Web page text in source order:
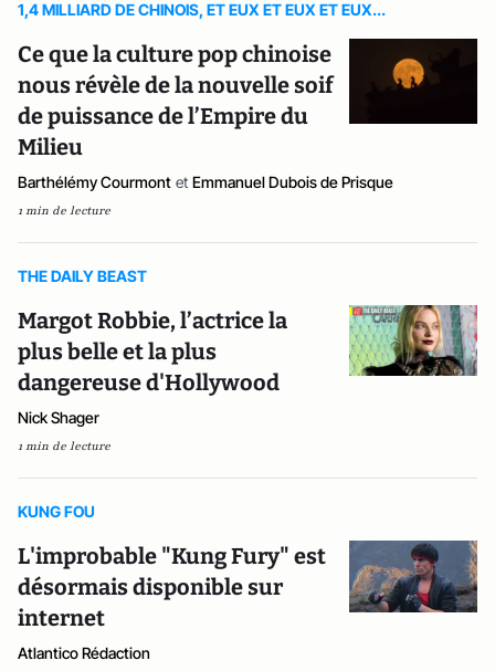
1,4 MILLIARD DE CHINOIS, ET EUX ET EUX ET EUX...
Ce que la culture pop chinoise
nous révèle de la nouvelle soif
de puissance de l’Empire du
Milieu
Barthélémy Courmont et Emmanuel Dubois de Prisque
1 min de lecture
THE DAILY BEAST
Margot Robbie, l’actrice la
plus belle et la plus
dangereuse d'Hollywood
Nick Shager
1 min de lecture
KUNG FOU
L'improbable "Kung Fury" est
désormais disponible sur
internet
Atlantico Rédaction